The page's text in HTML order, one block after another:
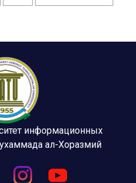
информационных
ал-Хоразмий